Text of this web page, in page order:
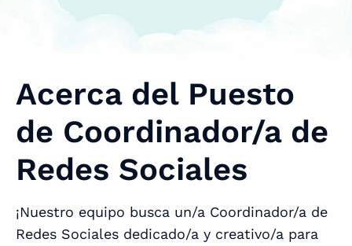
Acerca del Puesto
de Coordinador/a de
Redes Sociales
¡Nuestro equipo busca un/a Coordinador/a de
Redes Sociales dedicado/a y creativo/a para